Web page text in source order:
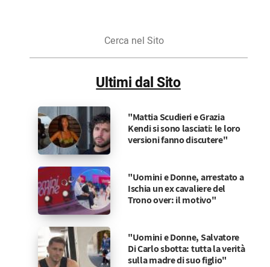
Sito
Ultimi dal Sito
"Mattia Scudieri e Grazia
Kendi si sono lasciati: le loro
versioni fanno discutere"
"Uomini e Donne, arrestato a
Ischia un ex cavaliere del
Trono over: il motivo"
"Uomini e Donne, Salvatore
Di Carlo sbotta: tutta la verità
sulla madre di suo figlio"